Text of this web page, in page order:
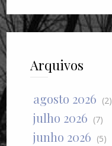
Arquivos
agosto 2026 (2)
julho 2026 (7)
junho 2026 (5)